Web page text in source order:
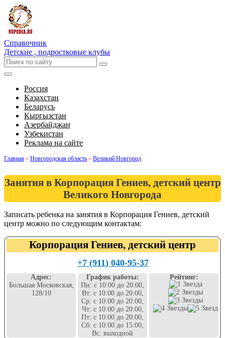
Справочник
Детские , подростковые клубы
Россия
Казахстан
Беларусь
Кыргызстан
Азербайджан
Узбекистан
Реклама на сайте
Главная » Новгородская область » Великий Новгород
Занятия в Корпорация Гениев, детский центр
Великого Новгорода
Записать ребенка на занятия в Корпорация Гениев, детский
центр можно по следующим контактам:
Корпорация Гениев, детский центр
+7 (911) 040-95-37
Адрес:
Большая Московская,
128/10
График работы:
Пн: с 10:00 до 20:00,
Вт: с 10:00 до 20:00,
Ср: с 10:00 до 20:00,
Чт: с 10:00 до 20:00,
Пт: с 10:00 до 20:00,
Сб: с 10:00 до 15:00,
Вс: выходной
Рейтинг: